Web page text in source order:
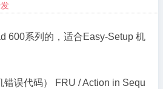
600系列的，适合Easy-Setup 机
错误代码） FRU / Action in Sequ